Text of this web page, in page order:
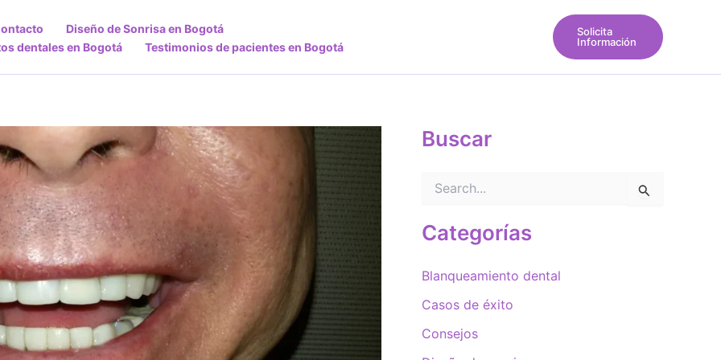
Diseño de Sonrisa en Bogotá
dentales en Bogotá
Testimonios de pacientes en Bogotá
Solicita
Información
Buscar
c
a
p
r
Categorías
Blanqueamiento dental
Casos de éxito
Consejos